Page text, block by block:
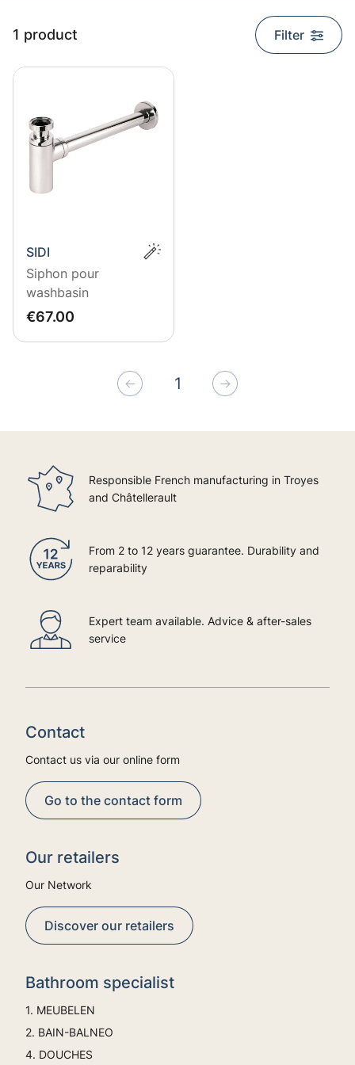
search.list_title
1 product Filter
SIDI
Siphon pour
washbasin
EUR
67
€67.00
Previous 1 Next
Responsible French manufacturing in Troyes
and Châtellerault
From 2 to 12 years guarantee. Durability and
reparability
Expert team available. Advice & after-sales
service
Contact
Contact us via our online form
Go to the contact form
Our retailers
Our Network
Discover our retailers
Bathroom specialist
1. MEUBELEN
2. BAIN-BALNEO
4. DOUCHES